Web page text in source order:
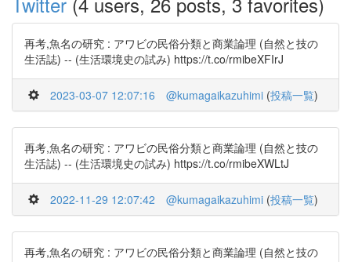
再考,魚名の研究 : アワビの民俗分類と商業論理 (自然と技の
生活誌) -- (生活環境史の試み) https://t.co/rmibeXFIrJ
2023-03-07 12:07:16 @kumagaikazuhimi (投稿一覧)
再考,魚名の研究 : アワビの民俗分類と商業論理 (自然と技の
生活誌) -- (生活環境史の試み) https://t.co/rmibeXWLtJ
2022-11-29 12:07:42 @kumagaikazuhimi (投稿一覧)
再考,魚名の研究 : アワビの民俗分類と商業論理 (自然と技の